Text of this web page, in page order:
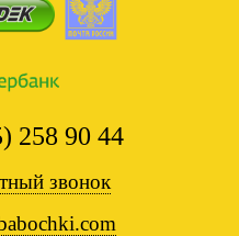
258 90 44
звонок